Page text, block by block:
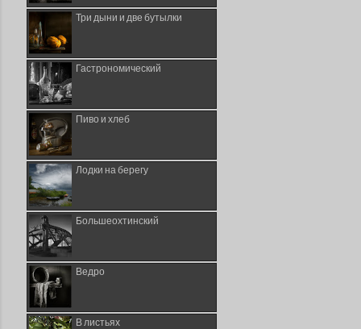
Три дыни и две бутылки
Гастрономический
Пиво и хлеб
Лодки на берегу
Большеохтинский
Ведро
В листьях